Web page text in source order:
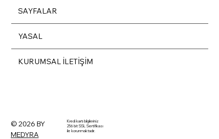
SAYFALAR
YASAL
KURUMSAL İLETİŞİM
© 2026 BY
MEDYRA
Kredi kartı bilgileriniz
256 bit SSL Sertifikası
ile korunmaktadır.